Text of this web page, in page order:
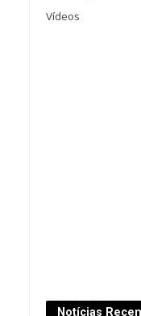
Vídeos
Notícias